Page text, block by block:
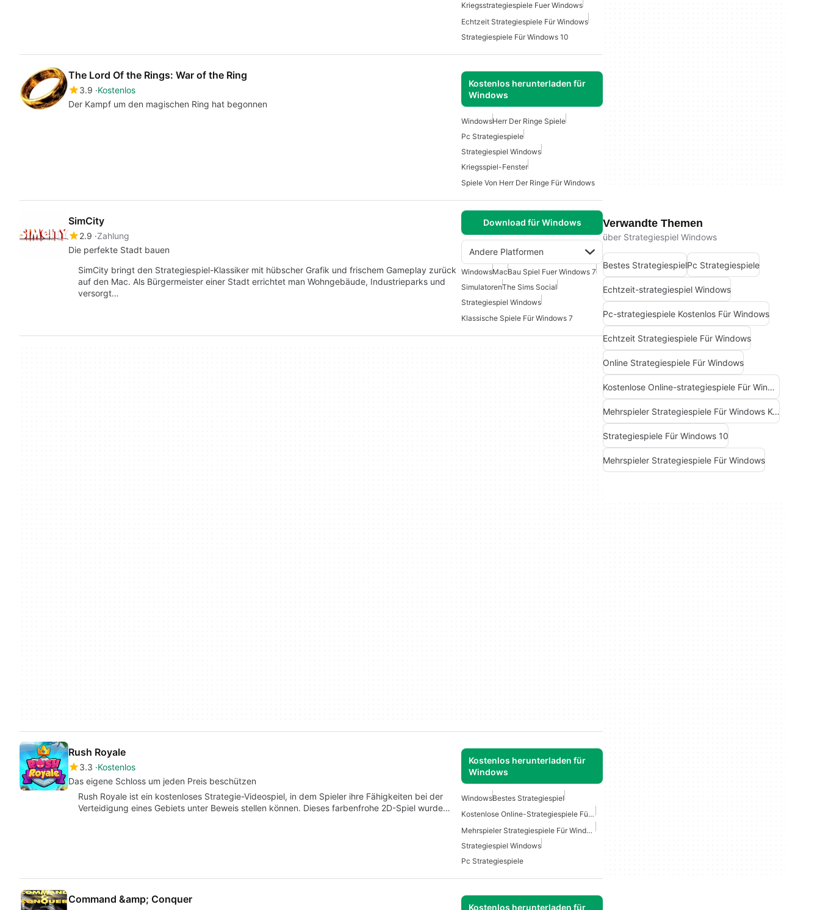
Kriegsstrategiespiele Fuer Windows
Echtzeit Strategiespiele Für Windows
Strategiespiele Für Windows 10
The Lord Of the Rings: War of the Ring
3.9 Kostenlos
Der Kampf um den magischen Ring hat begonnen
Kostenlos herunterladen für
Windows
WindowsHerr Der Ringe Spiele
Pc Strategiespiele
Strategiespiel Windows
Kriegsspiel-Fenster
Spiele Von Herr Der Ringe Für Windows
SimCity
2.9 Zahlung
Die perfekte Stadt bauen
Download für Windows
Andere Platformen
SimCity bringt den Strategiespiel-Klassiker mit hübscher Grafik und frischem Gameplay zurück
auf den Mac. Als Bürgermeister einer Stadt errichtet man Wohngebäude, Industrieparks und
versorgt…
WindowsMacBau Spiel Fuer Windows 7
SimulatorenThe Sims Social
Strategiespiel Windows
Klassische Spiele Für Windows 7
Rush Royale
3.3 Kostenlos
Das eigene Schloss um jeden Preis beschützen
Kostenlos herunterladen für
Windows
Rush Royale ist ein kostenloses Strategie-Videospiel, in dem Spieler ihre Fähigkeiten bei der
Verteidigung eines Gebiets unter Beweis stellen können. Dieses farbenfrohe 2D-Spiel wurde…
WindowsBestes Strategiespiel
Kostenlose Online-Strategiespiele Für Windows
Mehrspieler Strategiespiele Für Windows Kostenlos
Strategiespiel Windows
Pc Strategiespiele
Command &amp; Conquer
Kostenlos herunterladen für
Verwandte Themen
über Strategiespiel Windows
Bestes StrategiespielPc Strategiespiele
Echtzeit-strategiespiel Windows
Pc-strategiespiele Kostenlos Für Windows
Echtzeit Strategiespiele Für Windows
Online Strategiespiele Für Windows
Kostenlose Online-strategiespiele Für Windows
Mehrspieler Strategiespiele Für Windows Kostenlos
Strategiespiele Für Windows 10
Mehrspieler Strategiespiele Für Windows